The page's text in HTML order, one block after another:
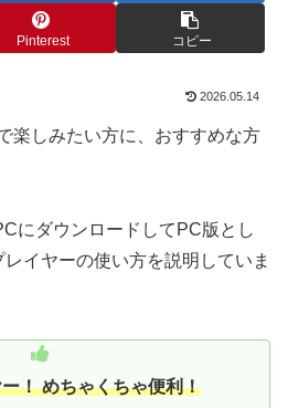
Pinterest コピー
2026.05.14
楽しみたい方に、おすすめな方
にダウンロードしてPC版とし
イヤーの使い方を説明していま
！ めちゃくちゃ便利！